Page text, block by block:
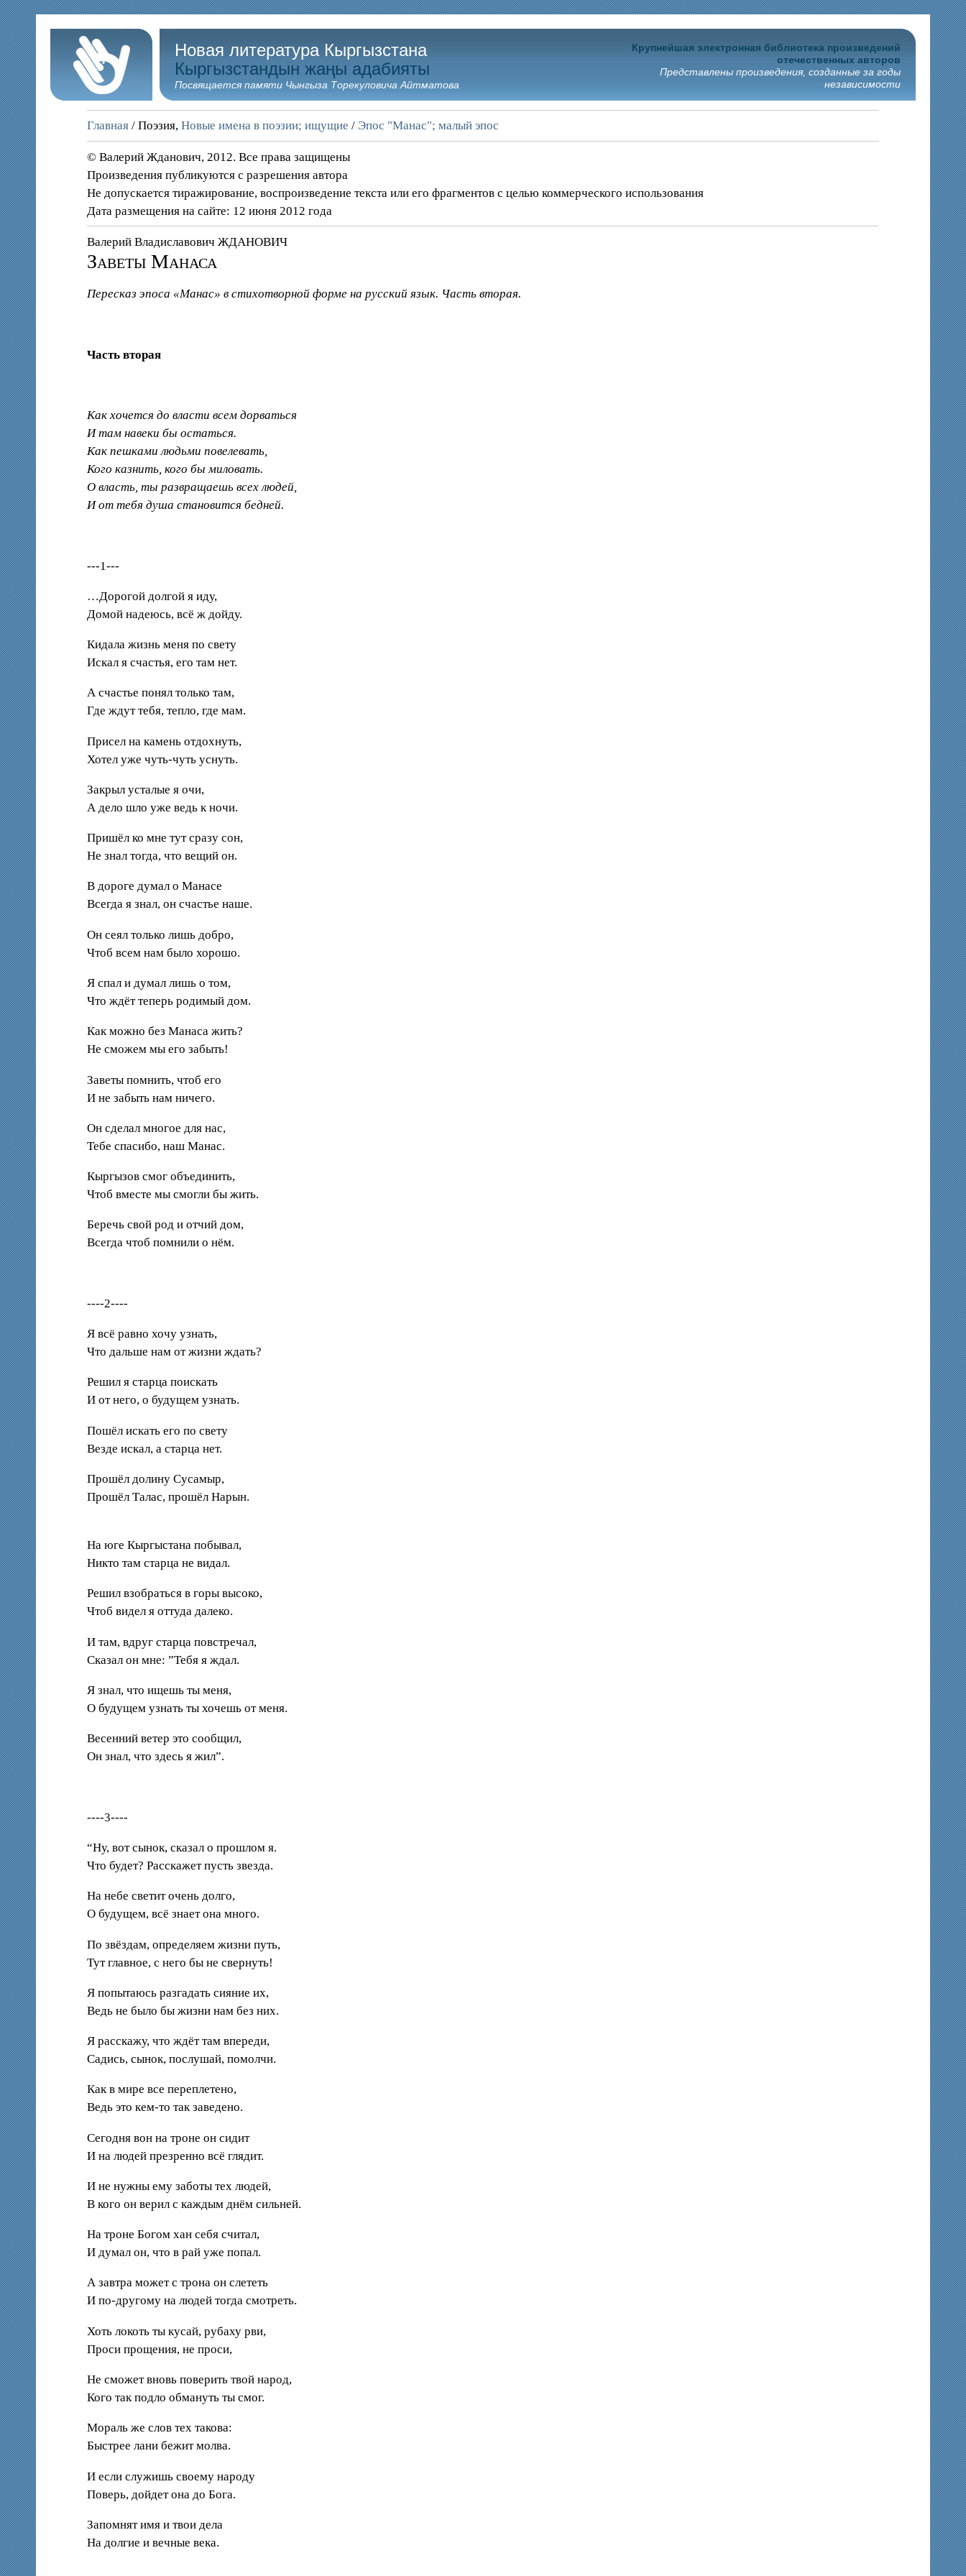
Новая литература Кыргызстана
Кыргызстандын жаңы адабияты
Посвящается памяти Чынгыза Торекуловича Айтматова
Крупнейшая электронная библиотека произведений
отечественных авторов
Представлены произведения, созданные за годы
независимости
Главная / Поэзия,Новые имена в поэзии; ищущие / Эпос "Манас"; малый эпос
© Валерий Жданович, 2012. Все права защищены
Произведения публикуются с разрешения автора
Не допускается тиражирование, воспроизведение текста или его фрагментов с целью коммерческого использования
Дата размещения на сайте: 12 июня 2012 года
Валерий Владиславович ЖДАНОВИЧ
Заветы Манаса
Пересказ эпоса «Манас» в стихотворной форме на русский язык. Часть вторая.
Часть вторая
Как хочется до власти всем дорваться
И там навеки бы остаться.
Как пешками людьми повелевать,
Кого казнить, кого бы миловать.
О власть, ты развращаешь всех людей,
И от тебя душа становится бедней.
---1---
…Дорогой долгой я иду,
Домой надеюсь, всё ж дойду.
Кидала жизнь меня по свету
Искал я счастья, его там нет.
А счастье понял только там,
Где ждут тебя, тепло, где мам.
Присел на камень отдохнуть,
Хотел уже чуть-чуть уснуть.
Закрыл усталые я очи,
А дело шло уже ведь к ночи.
Пришёл ко мне тут сразу сон,
Не знал тогда, что вещий он.
В дороге думал о Манасе
Всегда я знал, он счастье наше.
Он сеял только лишь добро,
Чтоб всем нам было хорошо.
Я спал и думал лишь о том,
Что ждёт теперь родимый дом.
Как можно без Манаса жить?
Не сможем мы его забыть!
Заветы помнить, чтоб его
И не забыть нам ничего.
Он сделал многое для нас,
Тебе спасибо, наш Манас.
Кыргызов смог объединить,
Чтоб вместе мы смогли бы жить.
Беречь свой род и отчий дом,
Всегда чтоб помнили о нём.
----2----
Я всё равно хочу узнать,
Что дальше нам от жизни ждать?
Решил я старца поискать
И от него, о будущем узнать.
Пошёл искать его по свету
Везде искал, а старца нет.
Прошёл долину Сусамыр,
Прошёл Талас, прошёл Нарын.
На юге Кыргыстана побывал,
Никто там старца не видал.
Решил взобраться в горы высоко,
Чтоб видел я оттуда далеко.
И там, вдруг старца повстречал,
Сказал он мне: ”Тебя я ждал.
Я знал, что ищешь ты меня,
О будущем узнать ты хочешь от меня.
Весенний ветер это сообщил,
Он знал, что здесь я жил”.
----3----
“Ну, вот сынок, сказал о прошлом я.
Что будет? Расскажет пусть звезда.
На небе светит очень долго,
О будущем, всё знает она много.
По звёздам, определяем жизни путь,
Тут главное, с него бы не свернуть!
Я попытаюсь разгадать сияние их,
Ведь не было бы жизни нам без них.
Я расскажу, что ждёт там впереди,
Садись, сынок, послушай, помолчи.
Как в мире все переплетено,
Ведь это кем-то так заведено.
Сегодня вон на троне он сидит
И на людей презренно всё глядит.
И не нужны ему заботы тех людей,
В кого он верил с каждым днём сильней.
На троне Богом хан себя считал,
И думал он, что в рай уже попал.
А завтра может с трона он слететь
И по-другому на людей тогда смотреть.
Хоть локоть ты кусай, рубаху рви,
Проси прощения, не проси,
Не сможет вновь поверить твой народ,
Кого так подло обмануть ты смог.
Мораль же слов тех такова:
Быстрее лани бежит молва.
И если служишь своему народу
Поверь, дойдет она до Бога.
Запомнят имя и твои дела
На долгие и вечные века.